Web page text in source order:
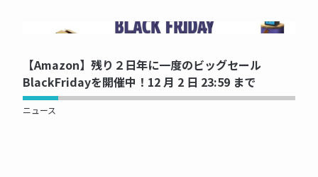
NOW PRINTING...
【Amazon】残り２日年に一度のビッグセール
BlackFridayを開催中！12 月 2 日 23:59 まで
ニュース